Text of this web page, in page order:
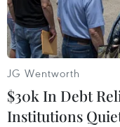
JG Wentworth
$30k In Debt
Institutions